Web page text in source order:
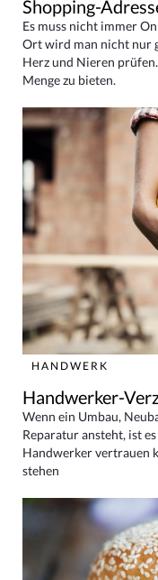
Shopping-
Es muss nicht immer
Ort wird man nicht nur
Herz und Nieren
Menge zu bieten.
HANDWERK
Handwerker-
Wenn ein Umbau,
Reparatur ansteht, ist
Handwerker vertrauen
stehen